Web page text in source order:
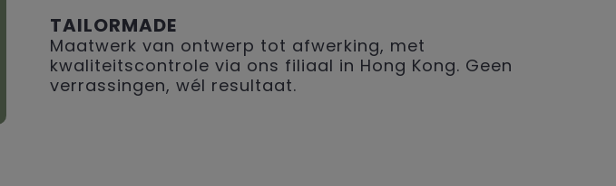
TAILORMADE
Maatwerk van ontwerp tot afwerking, met
kwaliteitscontrole via ons filiaal in Hong Kong. Geen
verrassingen, wél resultaat.